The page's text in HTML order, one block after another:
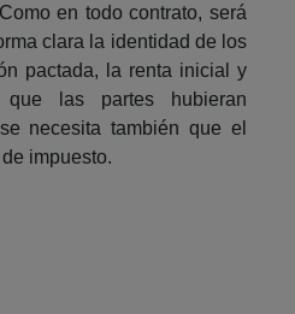
en todo contrato, será
clara la identidad de los
pactada, la renta inicial y
las partes hubieran
necesita también que el
impuesto.